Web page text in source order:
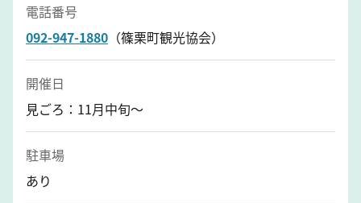
電話番号
092-947-1880 （篠栗町観光協会）
開催日
見ごろ：11月中旬〜
駐車場
あり